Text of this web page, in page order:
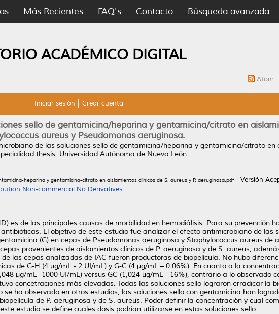
Más Recientes FAQ's Contacto Búsqueda avanzada
ACADÉMICO DIGITAL
Atom
Iniciar sesión Crear cuenta
sello de gentamicina/heparina y gentamicina/citrato en
aureus y Pseudomonas aeruginosa.
de las soluciones sello de gentamicina/heparina y gentamicina/citrato en
thesis, Universidad Autónoma de Nuevo León.
heparina y gentamicina-citrato en aislamientos clínicos de S. aureus y P. aeruginosa.pdf- Versión
Non-commercial No Derivatives.
es de las principales causas de morbilidad en hemodiálisis. Para su prevención
El objetivo de este estudio fue analizar el efecto antimicrobiano de las
(G) en cepas de Pseudomonas aeruginosa y Staphylococcus aureus de
provenientes de aislamientos clínicos de P. aeruginosa y de S. aureus,
las cepas analizadas de IAC fueron productoras de biopelícula. No hubo
de G-H (4 μg/mL - 2 UI/mL) y G-C (4 μg/mL – 0.06%). En cuanto a la
μg/mL- 1000 UI/mL) versus GC (1,024 μg/mL - 16%), contrario a lo observado
concetraciones más elevadas. Todas las soluciones sello lograron erradicar la
ha observado en otros estudios, las soluciones sello con gentamicina han
de P. aeruginosa y de S. aureus. Poder definir la concentración y cual
estudio se define cuales dosis podrían utilizarse en estas soluciones sello.